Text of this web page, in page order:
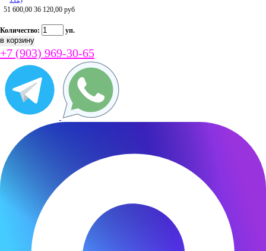
51 600,00 36 120,00 руб
Количество: уп.
+7 (903) 969-30-65